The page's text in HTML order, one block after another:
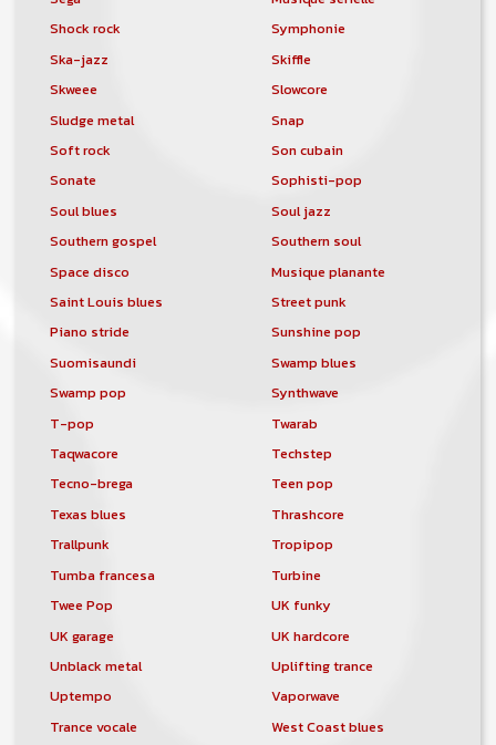
Shock rock
Symphonie
Ska-jazz
Skiffle
Skweee
Slowcore
Sludge metal
Snap
Soft rock
Son cubain
Sonate
Sophisti-pop
Soul blues
Soul jazz
Southern gospel
Southern soul
Space disco
Musique planante
Saint Louis blues
Street punk
Piano stride
Sunshine pop
Suomisaundi
Swamp blues
Swamp pop
Synthwave
T-pop
Twarab
Taqwacore
Techstep
Tecno-brega
Teen pop
Texas blues
Thrashcore
Trallpunk
Tropipop
Tumba francesa
Turbine
Twee Pop
UK funky
UK garage
UK hardcore
Unblack metal
Uplifting trance
Uptempo
Vaporwave
Trance vocale
West Coast blues